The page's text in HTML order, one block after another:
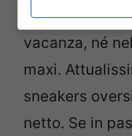
Nonostante il
vacanza, né
maxi.
sneakers
netto. Se in